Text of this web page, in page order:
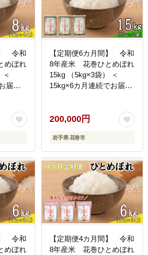
令和
めぼれ
届け
【定期便6カ月間】 令和
8年産米 花巻ひとめぼれ
15kg （5kg×3袋） ＜
15kg×6カ月連続でお届け
200,000円
岩手県 花巻市
令和
めぼれ
【定期便4カ月間】 令和
8年産米 花巻ひとめぼれ